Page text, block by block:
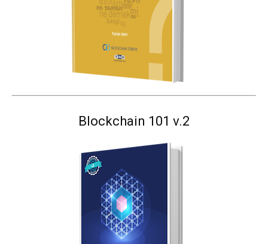
Blockchain 101 v.2